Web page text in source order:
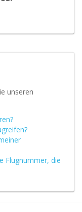
unseren
Flugnummer, die